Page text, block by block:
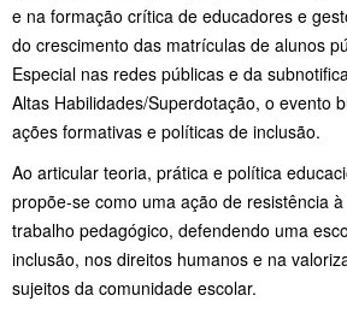
e na formação crítica de educadores e
do crescimento das matrículas de alunos
Especial nas redes públicas e da
Altas Habilidades/Superdotação, o evento
ações formativas e políticas de inclusão.
Ao articular teoria, prática e política
propõe-se como uma ação de resistência
trabalho pedagógico, defendendo uma
inclusão, nos direitos humanos e na
sujeitos da comunidade escolar.